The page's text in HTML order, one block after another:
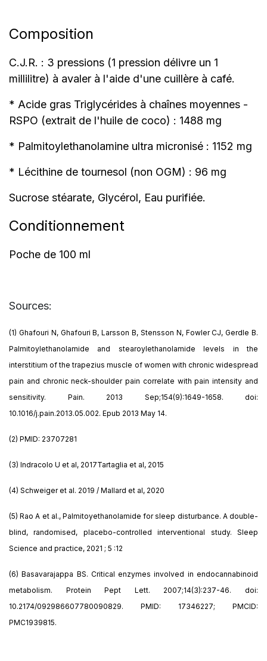
Composition
C.J.R. : 3 pressions (1 pression délivre un 1
millilitre) à avaler à l'aide d'une cuillère à café.
* Acide gras Triglycérides à chaînes moyennes -
RSPO (extrait de l'huile de coco) : 1488 mg
* Palmitoylethanolamine ultra micronisé : 1152 mg
* Lécithine de tournesol (non OGM) : 96 mg
Sucrose stéarate, Glycérol, Eau purifiée.
Conditionnement
Poche de 100 ml
Sources:
(1) Ghafouri N, Ghafouri B, Larsson B, Stensson N, Fowler CJ, Gerdle B.
Palmitoylethanolamide and stearoylethanolamide levels in the
interstitium of the trapezius muscle of women with chronic widespread
pain and chronic neck-shoulder pain correlate with pain intensity and
sensitivity. Pain. 2013 Sep;154(9):1649-1658. doi:
10.1016/j.pain.2013.05.002. Epub 2013 May 14.
(2) PMID: 23707281
(3) Indracolo U et al, 2017Tartaglia et al, 2015
(4) Schweiger et al. 2019 / Mallard et al, 2020
(5) Rao A et al., Palmitoyethanolamide for sleep disturbance. A double-
blind, randomised, placebo-controlled interventional study. Sleep
Science and practice, 2021 ; 5 :12
(6) Basavarajappa BS. Critical enzymes involved in endocannabinoid
metabolism. Protein Pept Lett. 2007;14(3):237-46. doi:
10.2174/092986607780090829. PMID: 17346227; PMCID:
PMC1939815.